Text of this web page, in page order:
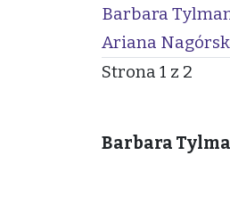
Barbara
Ariana
Strona 1 z 2
Barbara